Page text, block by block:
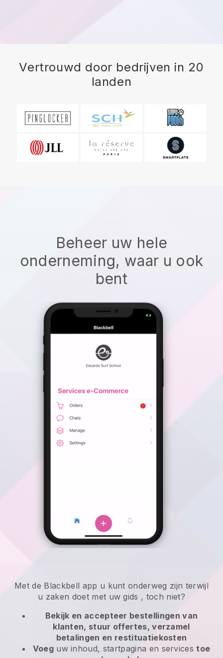
Vertrouwd door bedrijven in 20
landen
Beheer uw hele
onderneming, waar u ook
bent
Met de Blackbell app u kunt onderweg zijn terwijl
u zaken doet met uw gids , toch niet?
Bekijk en accepteer bestellingen van
klanten, stuur offertes, verzamel
betalingen en restituatiekosten
Voeguw inhoud, startpagina en servicestoe